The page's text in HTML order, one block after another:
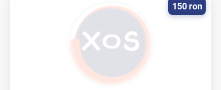
150 ron